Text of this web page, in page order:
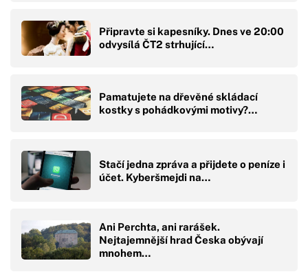
Připravte si kapesníky. Dnes ve 20:00
odvysílá ČT2 strhující…
Pamatujete na dřevěné skládací
kostky s pohádkovými motivy?…
Stačí jedna zpráva a přijdete o peníze i
účet. Kyberšmejdi na…
Ani Perchta, ani rarášek.
Nejtajemnější hrad Česka obývají
mnohem…